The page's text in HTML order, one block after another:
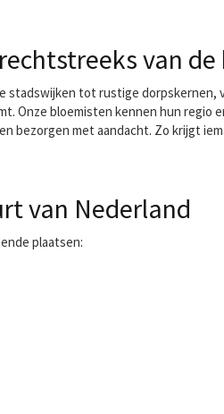
van
stadswijken tot rustige
Onze bloemisten kennen hun regio
bezorgen met aandacht. Zo krijgt
van Nederland
plaatsen: